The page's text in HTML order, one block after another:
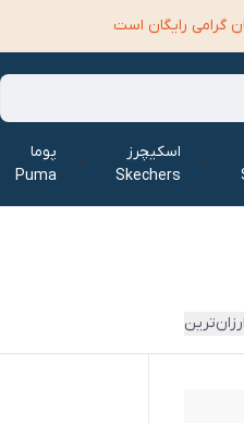
گرامی رایگان است
اسکیچرز
Skechers
پوما
Puma
ارزان‌ترین